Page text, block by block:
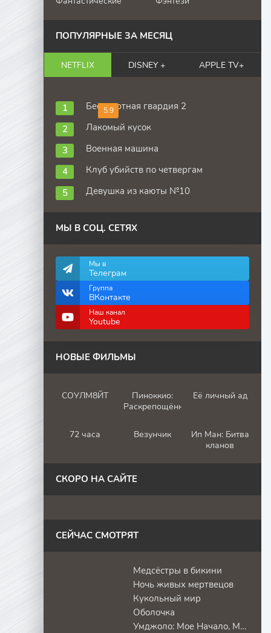
ПОПУЛЯРНЫЕ ЗА МЕСЯЦ
NETFLIX DISNEY + APPLE TV+
5.9
Бессмертная гвардия 2
Лакомый кусок
Военная машина
Клуб убийств по четвергам
Девушка из каюты №10
МЫ В СОЦ. СЕТЯХ
Мы в
Телеграм
Группа
ВКонтакте
Наш канал
Youtube
НОВЫЕ ФИЛЬМЫ
СОУЛМ8ЙТ
Пиноккио:
Раскрепощённый
Её личный ад
72 часа Везунчик
Ип Ман: Битва
кланов
СКОРО НА САЙТЕ
СЕЙЧАС СМОТРЯТ
Медсёстры в бикини
Ночь живых мертвецов
Кукольный мир
Оболочка
Умджоло: Мое Начало, Мой Конец!